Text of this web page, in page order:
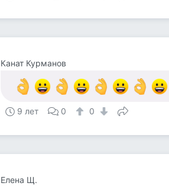
Канат Курманов
9 лет 0 0
Елена Щ.